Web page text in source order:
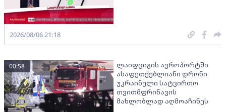
2026/08/06 21:18
ლაიფციგის აეროპორტში
ასაფეთქებლიანი დრონი
უკრაინული სატვირთო
თვითმფრინავის
მახლობლად აღმოაჩინეს
00:58